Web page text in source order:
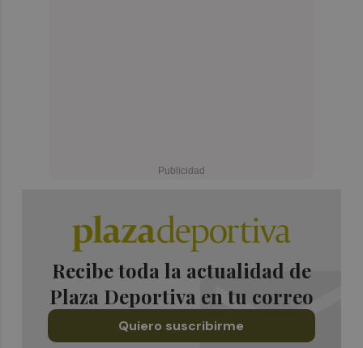
Recibe toda la actualidad de
Plaza Deportiva en tu correo
Quiero suscribirme